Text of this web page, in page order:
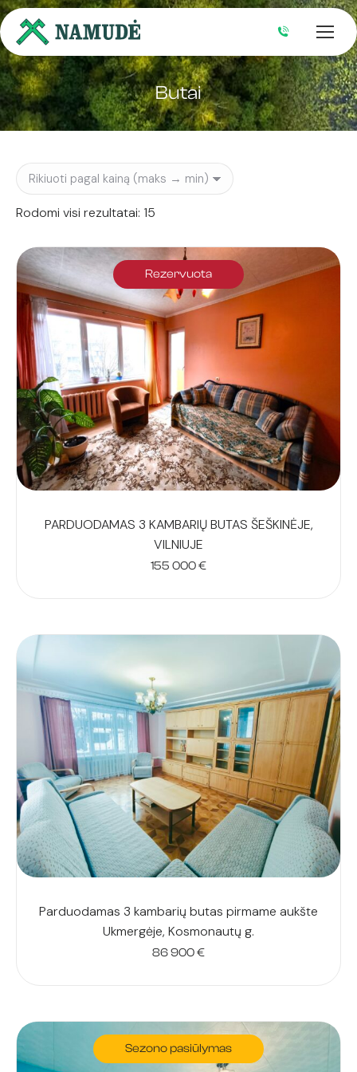
Butai
Rodomi visi rezultatai: 15
kainą:
nuo
didžiausios
iki
mažiausios
Rezervuota
PARDUODAMAS 3 KAMBARIŲ BUTAS ŠEŠKINĖJE,
VILNIUJE
155 000€
Parduodamas 3 kambarių butas pirmame aukšte
Ukmergėje, Kosmonautų g.
86 900€
Sezono pasiūlymas